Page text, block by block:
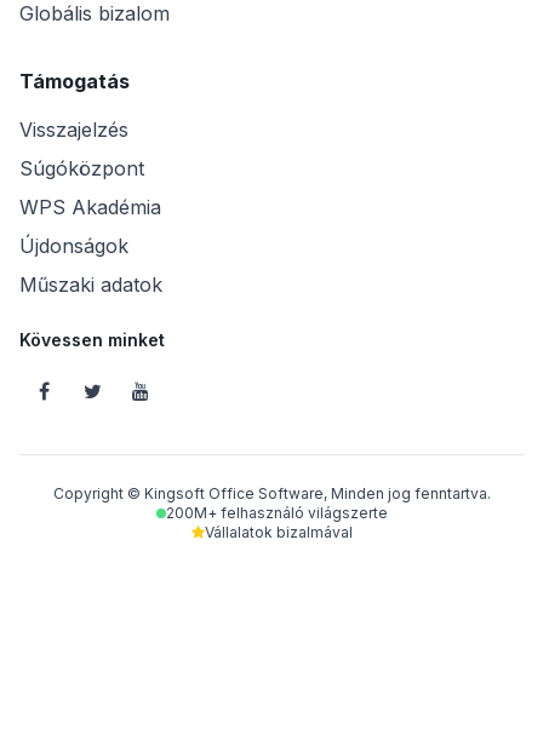
Globális bizalom
Támogatás
Visszajelzés
Súgóközpont
WPS Akadémia
Újdonságok
Műszaki adatok
Kövessen minket
Copyright © Kingsoft Office Software, Minden jog fenntartva.
200M+ felhasználó világszerte
Vállalatok bizalmával